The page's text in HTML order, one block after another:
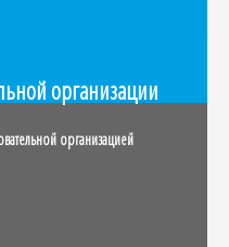
организации
организацией